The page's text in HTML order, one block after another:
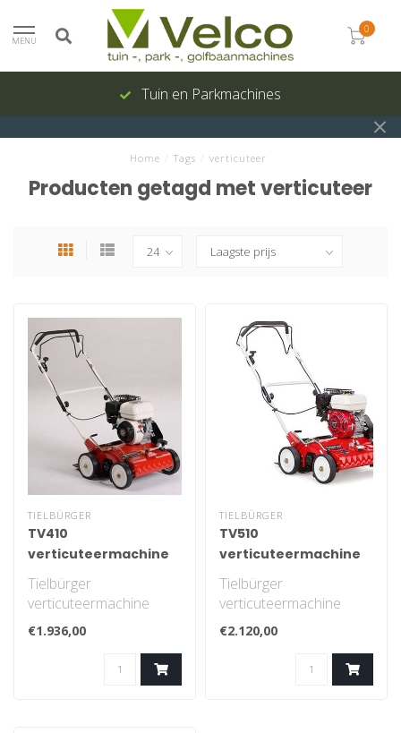
MENU
0
Tuin en Parkmachines
Home Tags verticuteer
Producten getagd met verticuteer
TIELBÜRGER
TV410
verticuteermachine
Tielbürger
verticuteermachine
€1.936,00
TIELBÜRGER
TV510
verticuteermachine
Tielbürger
verticuteermachine
€2.120,00